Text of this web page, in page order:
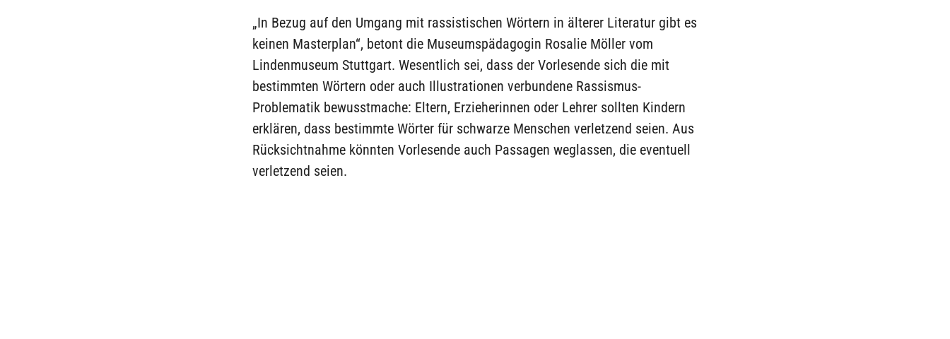
„In Bezug auf den Umgang mit rassistischen Wörtern in älterer Literatur gibt es
keinen Masterplan“, betont die Museumspädagogin Rosalie Möller vom
Lindenmuseum Stuttgart. Wesentlich sei, dass der Vorlesende sich die mit
bestimmten Wörtern oder auch Illustrationen verbundene Rassismus-
Problematik bewusstmache: Eltern, Erzieherinnen oder Lehrer sollten Kindern
erklären, dass bestimmte Wörter für schwarze Menschen verletzend seien. Aus
Rücksichtnahme könnten Vorlesende auch Passagen weglassen, die eventuell
verletzend seien.